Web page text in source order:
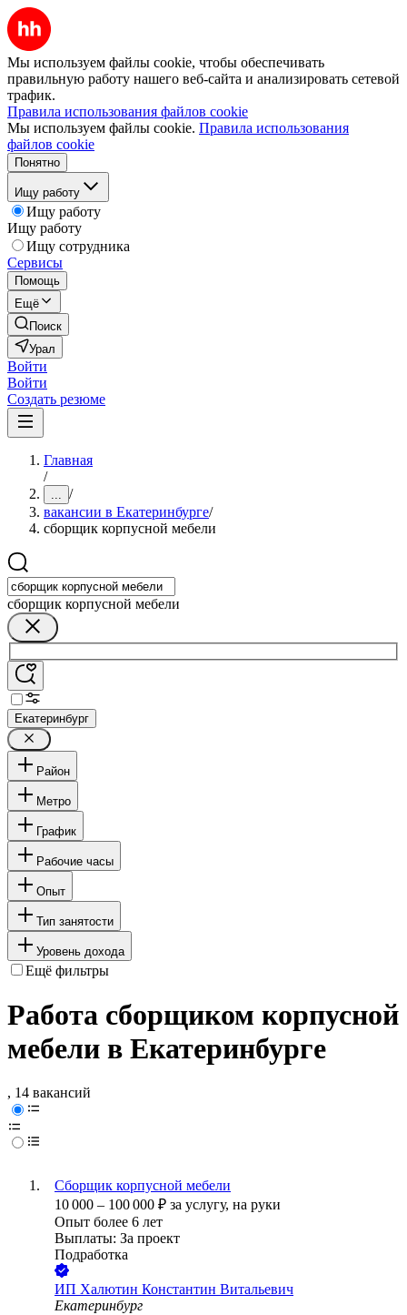
Мы используем файлы cookie, чтобы обеспечивать
правильную работу нашего веб-сайта и анализировать сетевой
трафик.
Правила использования файлов cookie
Мы используем файлы cookie. Правила использования
файлов cookie
Понятно
Ищу работу
Ищу работу
Ищу работу
Ищу сотрудника
Сервисы
Помощь
Ещё
Поиск
Урал
Войти
Войти
Создать резюме
Главная
/
... /
вакансии в Екатеринбурге/
сборщик корпусной мебели
сборщик корпусной мебели
Екатеринбург
Район
Метро
График
Рабочие часы
Опыт
Тип занятости
Уровень дохода
Ещё фильтры
Работа сборщиком корпусной
мебели в Екатеринбурге
, 14 вакансий
Сборщик корпусной мебели
10 000 – 100 000 ₽ за услугу, на руки
Опыт более 6 лет
Выплаты: За проект
Подработка
ИП Халютин Константин Витальевич
Екатеринбург